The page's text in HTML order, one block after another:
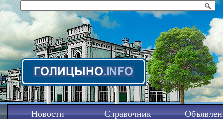
Новости Справочник